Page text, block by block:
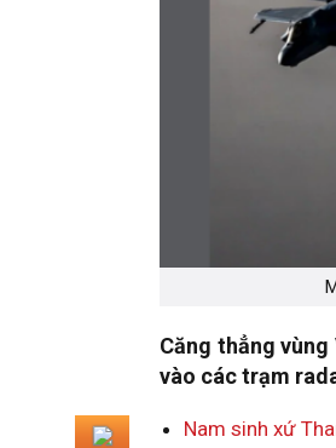
Căng thẳng
vào các trạm
Nam sinh xứ